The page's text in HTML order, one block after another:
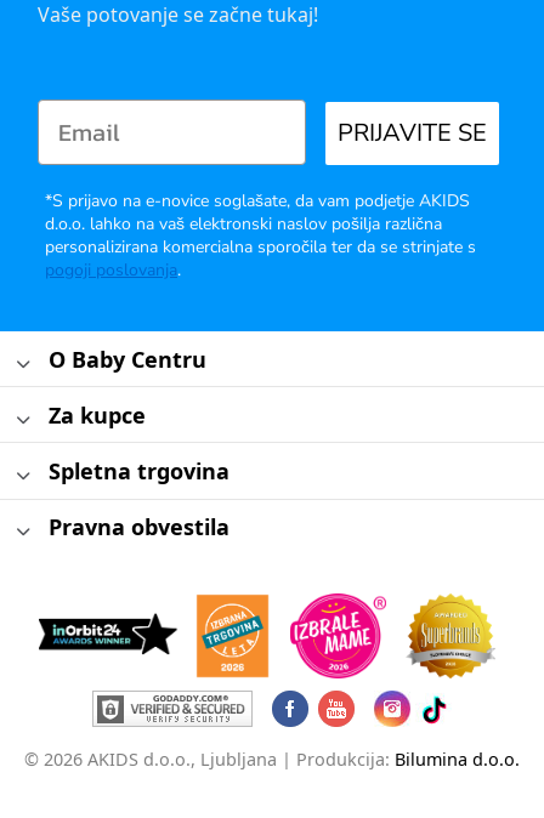
Vaše potovanje se začne tukaj!
PRIJAVITE SE
*S prijavo na e-novice soglašate, da vam podjetje AKIDS
d.o.o. lahko na vaš elektronski naslov pošilja različna
personalizirana komercialna sporočila ter da se strinjate s
pogoji poslovanja.
O Baby Centru
Za kupce
Spletna trgovina
Pravna obvestila
© 2026 AKIDS d.o.o., Ljubljana | Produkcija: Bilumina d.o.o.